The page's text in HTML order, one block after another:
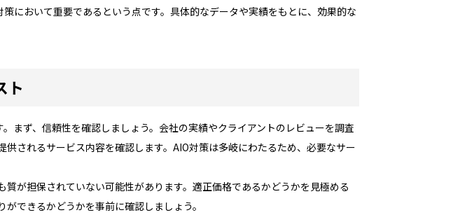
において重要であるという点です。具体的なデータや実績をもとに、効果的な
ト
まず、信頼性を確認しましょう。会社の実績やクライアントのレビューを調査
されるサービス内容を確認します。AIO対策は多岐にわたるため、必要なサー
が担保されていない可能性があります。適正価格であるかどうかを見極める
できるかどうかを事前に確認しましょう。